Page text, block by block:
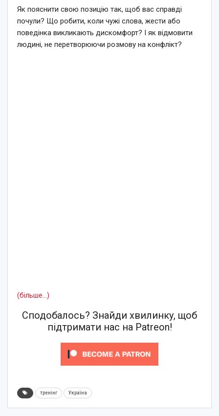
Як пояснити свою позицію так, щоб вас справді
почули? Що робити, коли чужі слова, жести або
поведінка викликають дискомфорт? І як відмовити
людині, не перетворюючи розмову на конфлікт?
(більше…)
Сподобалось? Знайди хвилинку, щоб
підтримати нас на Patreon!
тренінг Україна